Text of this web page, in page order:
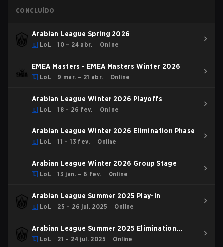
CONCLUÍDO
Arabian League Spring 2026
LoL 10 – 24 abr. Online
EMEA Masters - EMEA Masters Winter 2026
LoL 9 mar. – 21 abr. Online
Arabian League Winter 2026 Playoffs
LoL 18 – 26 fev. Online
Arabian League Winter 2026 Elimination Phase
LoL 11 – 13 fev. Online
Arabian League Winter 2026 Group Stage
LoL 13 jan. – 6 fev. Online
Arabian League Summer 2025 Play-In
LoL 25 – 26 jul. 2025 Online
Arabian League Summer 2025 Elimination
Stage
LoL 21 – 24 jul. 2025 Online